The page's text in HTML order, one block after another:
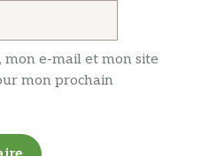
e-mail et mon site
mon prochain